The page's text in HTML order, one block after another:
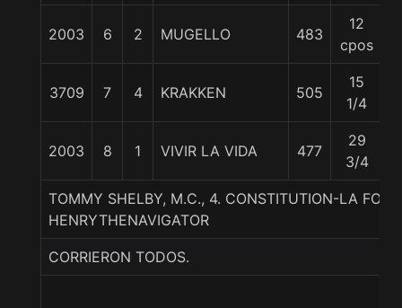
2003 6 2 MUGELLO 483
12
cpos
3709 7 4 KRAKKEN 505
15
1/4
2003 8 1 VIVIR LA VIDA 477
29
3/4
TOMMY SHELBY, M.C., 4. CONSTITUTION-LA
HENRYTHENAVIGATOR
CORRIERON TODOS.